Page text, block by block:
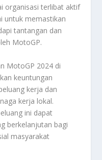
organisasi terlibat aktif
untuk memastikan
tantangan dan
MotoGP.
MotoGP 2024 di
keuntungan
kerja dan
kerja lokal.
ini dapat
berkelanjutan bagi
masyarakat